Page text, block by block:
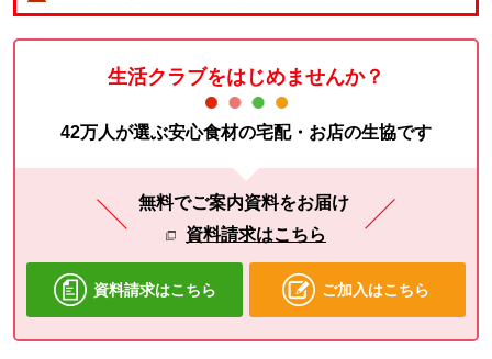
生活クラブをはじめませんか？
42万人が選ぶ安心食材の宅配・お店の生協です
無料でご案内資料をお届け
資料請求はこちら
資料請求はこちら ご加入はこちら